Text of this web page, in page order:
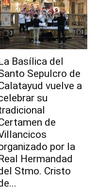
Basílica del
Sepulcro de
vuelve a
su
de
por la
Hermandad
Stmo. Cristo